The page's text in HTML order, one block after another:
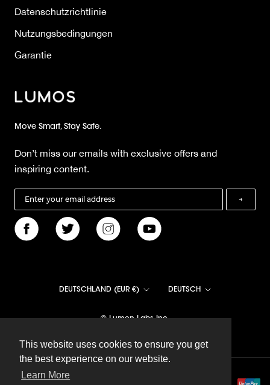
This website uses cookies to ensure you get
the best experience on our website.
Learn More
This website uses cookies to ensure you get
the best experience on our website.
Learn More
Datenschutzrichtlinie
Nutzungsbedingungen
Garantie
Move Smart, Stay Safe.
Don’t miss our emails with exclusive offers and
inspiring content.
→
Land/Region
DEUTSCHLAND (EUR €) Sprache
DEUTSCH
© Lumen Labs Inc.